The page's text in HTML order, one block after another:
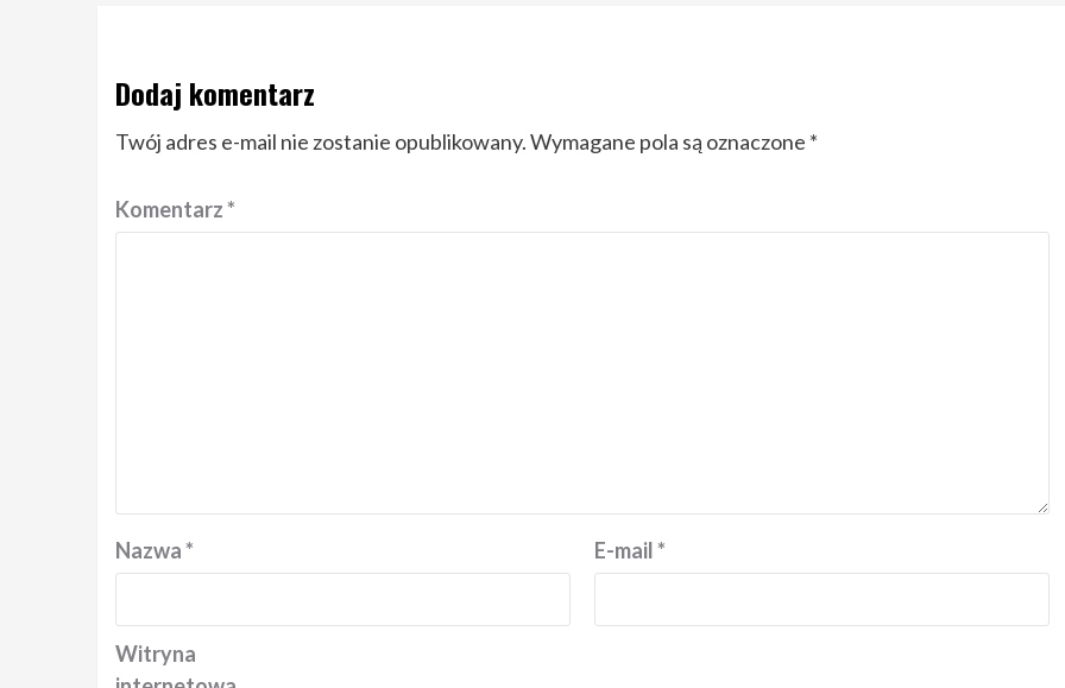
Dodaj komentarz
Twój adres e-mail nie zostanie opublikowany.Wymagane pola są oznaczone *
Komentarz*
Nazwa* E-mail*
Witryna